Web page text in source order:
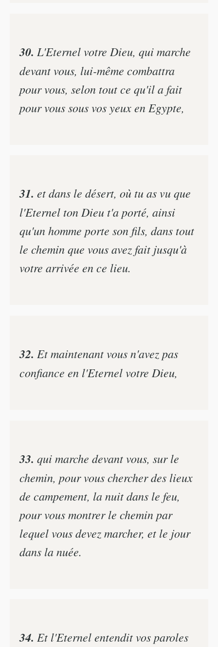
30. L'Eternel votre Dieu, qui marche
devant vous, lui-même combattra
pour vous, selon tout ce qu'il a fait
pour vous sous vos yeux en Egypte,
31. et dans le désert, où tu as vu que
l'Eternel ton Dieu t'a porté, ainsi
qu'un homme porte son fils, dans tout
le chemin que vous avez fait jusqu'à
votre arrivée en ce lieu.
32. Et maintenant vous n'avez pas
confiance en l'Eternel votre Dieu,
33. qui marche devant vous, sur le
chemin, pour vous chercher des lieux
de campement, la nuit dans le feu,
pour vous montrer le chemin par
lequel vous devez marcher, et le jour
dans la nuée.
34. Et l'Eternel entendit vos paroles